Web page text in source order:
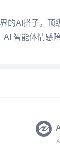
的AI搭子。顶
AI 智能体情感